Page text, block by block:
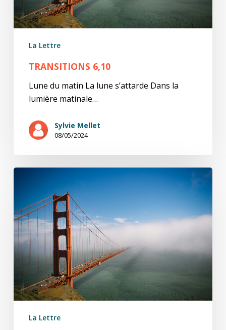
La Lettre
TRANSITIONS 6,10
Lune du matin La lune s’attarde Dans la
lumière matinale…
Sylvie Mellet
08/05/2024
La Lettre